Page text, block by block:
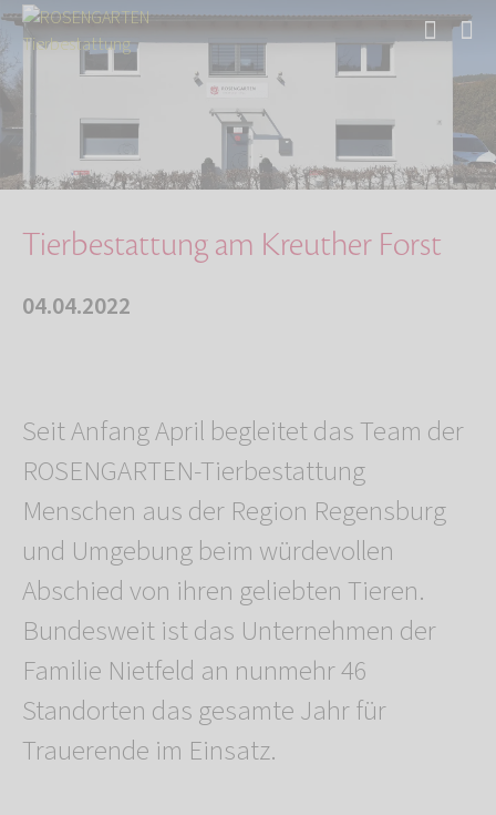
Start Über uns Aktuelles Tierbestattung am Kreuther Forst
Tierbestattung am Kreuther Forst
04.04.2022
Seit Anfang April begleitet das Team der
ROSENGARTEN-Tierbestattung
Menschen aus der Region Regensburg
und Umgebung beim würdevollen
Abschied von ihren geliebten Tieren.
Bundesweit ist das Unternehmen der
Familie Nietfeld an nunmehr 46
Standorten das gesamte Jahr für
Trauerende im Einsatz.